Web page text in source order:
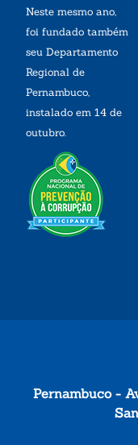
Neste mesmo ano,
foi fundado também
seu Departamento
Regional de
Pernambuco,
instalado em 14 de
outubro.
Pernambuco -